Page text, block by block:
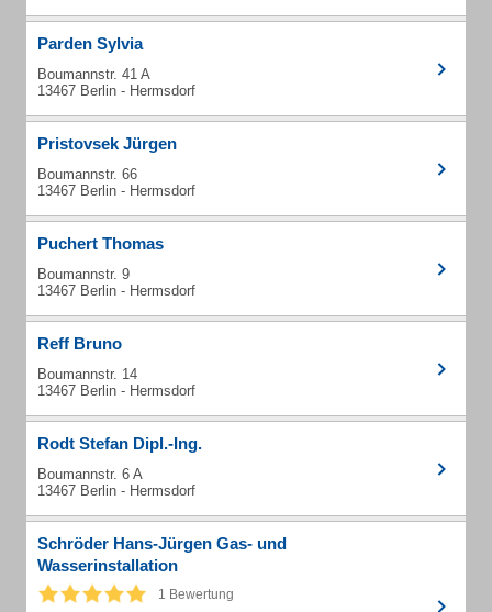
Parden Sylvia
Boumannstr. 41 A
13467 Berlin - Hermsdorf
Pristovsek Jürgen
Boumannstr. 66
13467 Berlin - Hermsdorf
Puchert Thomas
Boumannstr. 9
13467 Berlin - Hermsdorf
Reff Bruno
Boumannstr. 14
13467 Berlin - Hermsdorf
Rodt Stefan Dipl.-Ing.
Boumannstr. 6 A
13467 Berlin - Hermsdorf
Schröder Hans-Jürgen Gas- und
Wasserinstallation
1 Bewertung